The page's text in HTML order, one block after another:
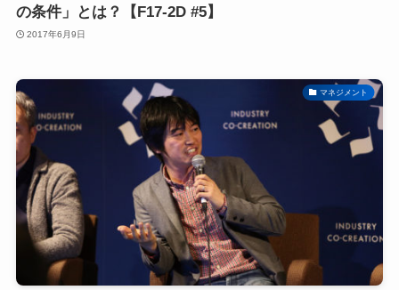
の条件」とは？【F17-2D #5】
2017年6月9日
マネジメント